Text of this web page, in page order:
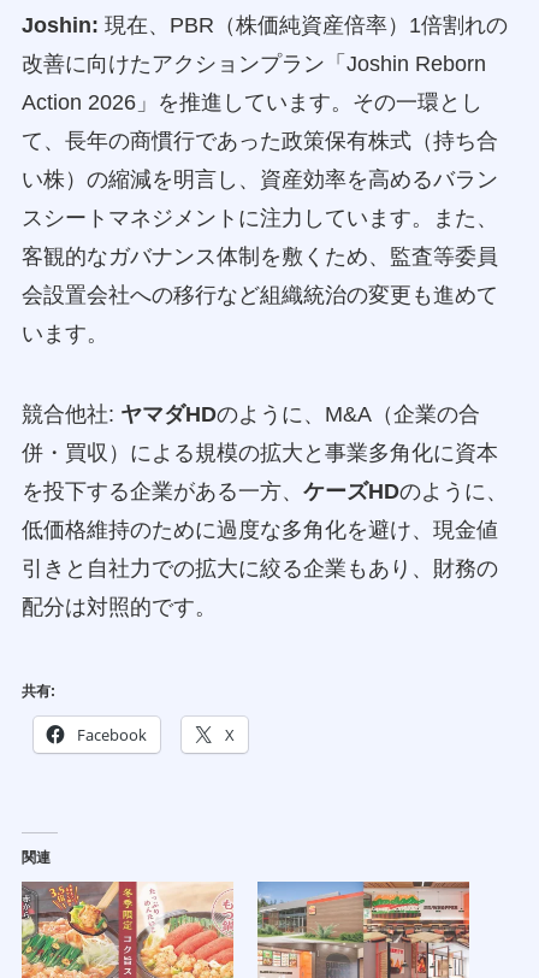
Joshin: 現在、PBR（株価純資産倍率）1倍割れの
改善に向けたアクションプラン「Joshin Reborn
Action 2026」を推進しています。その一環とし
て、長年の商慣行であった政策保有株式（持ち合
い株）の縮減を明言し、資産効率を高めるバラン
スシートマネジメントに注力しています。また、
客観的なガバナンス体制を敷くため、監査等委員
会設置会社への移行など組織統治の変更も進めて
います。
競合他社: ヤマダHDのように、M&A（企業の合
併・買収）による規模の拡大と事業多角化に資本
を投下する企業がある一方、 ケーズHDのように、
低価格維持のために過度な多角化を避け、現金値
引きと自社力での拡大に絞る企業もあり、財務の
配分は対照的です。
共有:
Facebook X
関連